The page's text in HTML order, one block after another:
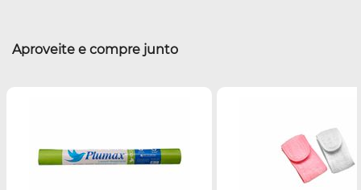
Aproveite e compre junto